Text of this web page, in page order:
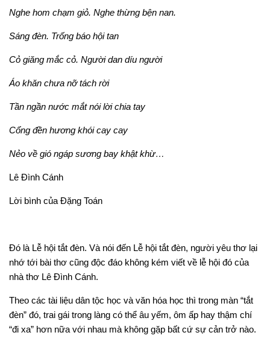
Nghe hom chạm giỏ. Nghe thừng bện nan.
Sáng đèn. Trống báo hội tan
Cỏ giăng mắc cỏ. Người dan díu người
Áo khăn chưa nỡ tách rời
Tần ngần nước mắt nói lời chia tay
Cổng đền hương khói cay cay
Nẻo về gió ngáp sương bay khật khừ…
Lê Đình Cánh
Lời bình của Đặng Toán
Đó là Lễ hội tắt đèn. Và nói đến Lễ hội tắt đèn, người yêu thơ lại
nhớ tới bài thơ cũng độc đáo không kém viết về lễ hội đó của
nhà thơ Lê Đình Cánh.
Theo các tài liệu dân tộc học và văn hóa học thì trong màn “tắt
đèn” đó, trai gái trong làng có thể âu yếm, ôm ấp hay thậm chí
“đi xa” hơn nữa với nhau mà không gặp bất cứ sự cản trở nào.